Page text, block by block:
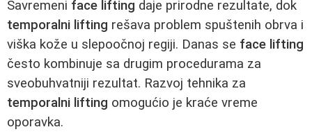
Savremeni face lifting daje prirodne rezultate, dok
temporalni lifting rešava problem spuštenih obrva i
viška kože u slepoočnoj regiji. Danas se face lifting
često kombinuje sa drugim procedurama za
sveobuhvatniji rezultat. Razvoj tehnika za
temporalni lifting omogućio je kraće vreme
oporavka.